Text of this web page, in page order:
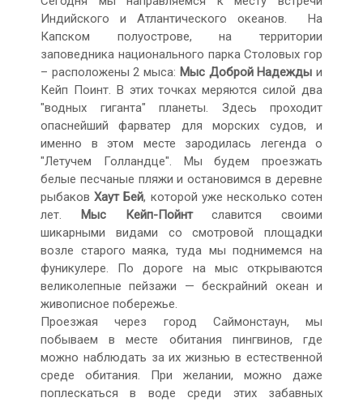
Индийского и Атлантического океанов. На
Капском полуострове, на территории
заповедника национального парка Столовых гор
– расположены 2 мыса: Мыс Доброй Надежды и
Кейп Поинт. В этих точках меряются силой два
"водных гиганта" планеты. Здесь проходит
опаснейший фарватер для морских судов, и
именно в этом месте зародилась легенда о
"Летучем Голландце". Мы будем проезжать
белые песчаные пляжи и остановимся в деревне
рыбаковХаут Бей, которой уже несколько сотен
лет.
Мыс Кейп-Пойнтславится своими
шикарными видами со смотровой площадки
возле старого маяка, туда мы поднимемся на
фуникулере. По дороге на мыс открываются
великолепные пейзажи — бескрайний океан и
живописное побережье.
Проезжая через город Саймонстаун, мы
побываем в месте обитания пингвинов, где
можно наблюдать за их жизнью в естественной
среде обитания. При желании, можно даже
поплескаться в воде среди этих забавных